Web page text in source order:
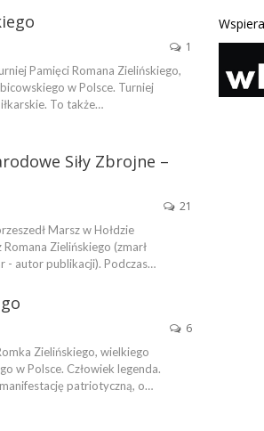
1
Pamięci Romana Zielińskiego,
w Polsce. Turniej
To także…
Siły Zbrojne –
21
Marsz w Hołdzie
Zielińskiego (zmarł
- autor publikacji). Podczas…
6
Zielińskiego, wielkiego
w Polsce. Człowiek legenda.
patriotyczną, o…